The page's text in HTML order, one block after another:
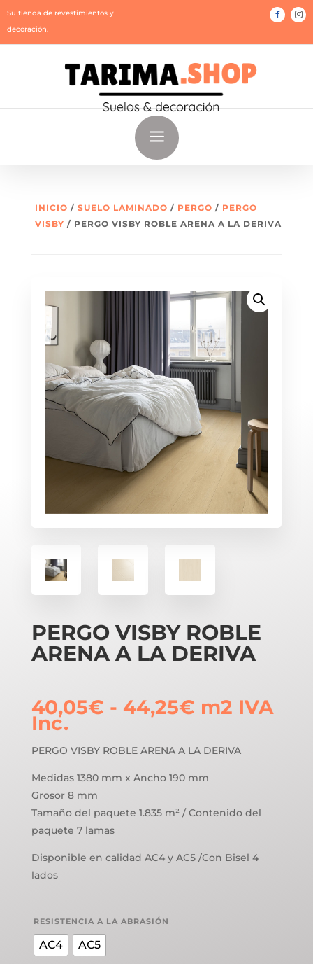
Su tienda de revestimientos y
decoración.
a
INICIO / SUELO LAMINADO / PERGO / PERGO
VISBY / PERGO VISBY ROBLE ARENA A LA DERIVA
PERGO VISBY ROBLE
ARENA A LA DERIVA
40,05€ - 44,25€Rango
de
desde
40,05€
hasta
44,25€
m2 IVA
Inc.
PERGO VISBY ROBLE ARENA A LA DERIVA
Medidas 1380 mm x Ancho 190 mm
Grosor 8 mm
Tamaño del paquete 1.835 m² / Contenido del
paquete 7 lamas
Disponible en calidad AC4 y AC5 /Con Bisel 4
lados
RESISTENCIA A LA ABRASIÓN
AC4 AC5